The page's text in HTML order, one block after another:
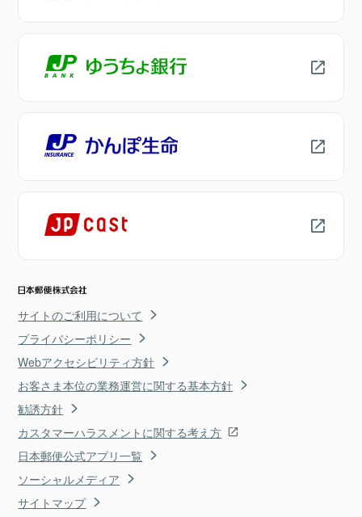
サイトのご利用について
プライバシーポリシー
Webアクセシビリティ方針
お客さま本位の業務運営に関する基本方針
勧誘方針
カスタマーハラスメントに関する考え方
日本郵便公式アプリ一覧
ソーシャルメディア
サイトマップ